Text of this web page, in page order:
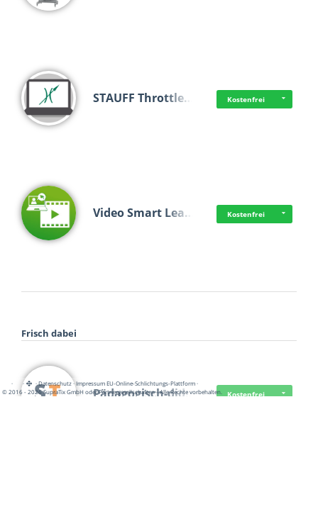
STAUFF Throttle… Kostenfrei
Video Smart Lea… Kostenfrei
Frisch dabei
Pädagogisch-did… Kostenfrei
· · ·Datenschutz·Impressum EU-Online-Schlichtungs-Plattform·
© 2016 - 2026 SupraTix GmbH oder Partnergesellschaften - Alle Rechte vorbehalten.